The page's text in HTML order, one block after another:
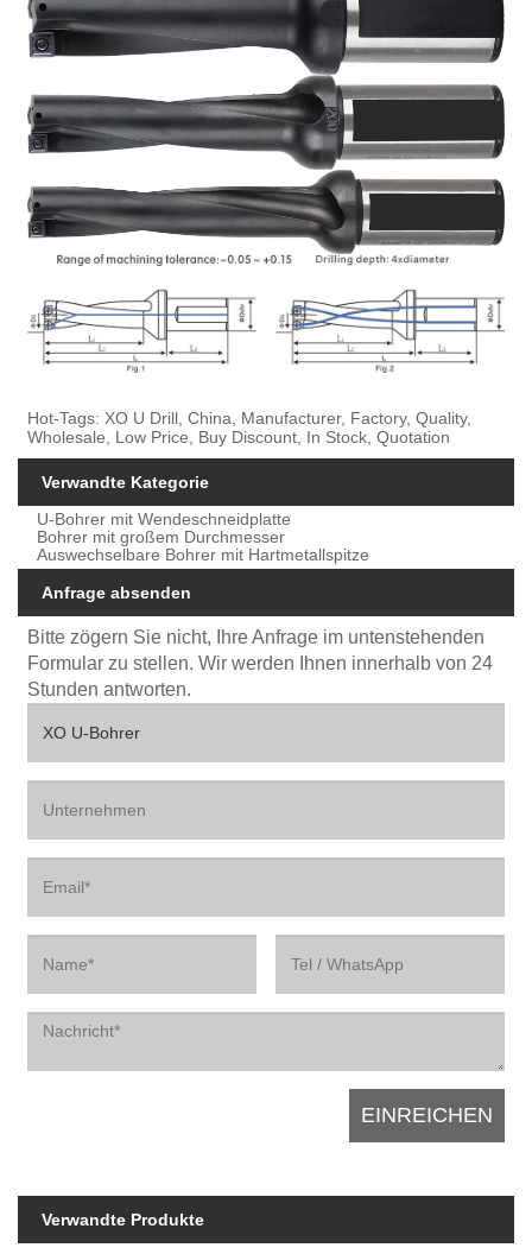
Hot-Tags: XO U Drill, China, Manufacturer, Factory, Quality,
Wholesale, Low Price, Buy Discount, In Stock, Quotation
Verwandte Kategorie
U-Bohrer mit Wendeschneidplatte
Bohrer mit großem Durchmesser
Auswechselbare Bohrer mit Hartmetallspitze
Anfrage absenden
Bitte zögern Sie nicht, Ihre Anfrage im untenstehenden
Formular zu stellen. Wir werden Ihnen innerhalb von 24
Stunden antworten.
Verwandte Produkte